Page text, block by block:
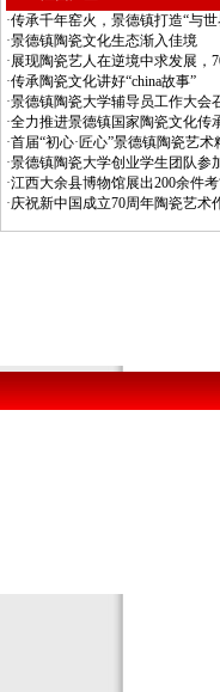
·传承千年窑火，景德镇打造“与
·景德镇陶瓷文化生态渐入佳境
·展现陶瓷艺人在逆境中求发展，
·传承陶瓷文化讲好“china故事”
·景德镇陶瓷大学辅导员工作大会
·全力推进景德镇国家陶瓷文化传
·首届“初心·匠心”景德镇陶瓷艺术
·景德镇陶瓷大学创业学生团队参
·江西大余县博物馆展出200余件
·庆祝新中国成立70周年陶瓷艺术